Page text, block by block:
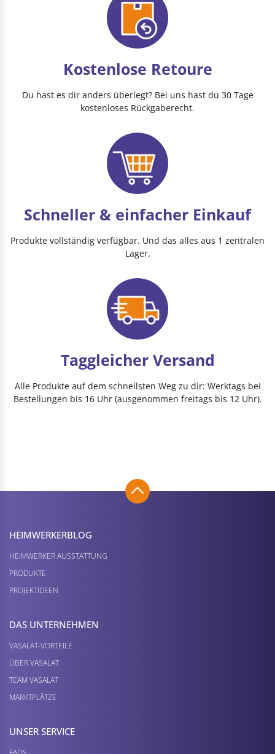
Kostenlose Retoure
Du hast es dir anders überlegt? Bei uns hast du 30 Tage
kostenloses Rückgaberecht.
Schneller & einfacher Einkauf
Produkte vollständig verfügbar. Und das alles aus 1 zentralen
Lager.
Taggleicher Versand
Alle Produkte auf dem schnellsten Weg zu dir: Werktags bei
Bestellungen bis 16 Uhr (ausgenommen freitags bis 12 Uhr).
HEIMWERKER­BLOG
HEIMWERKER AUSSTATTUNG
PRODUKTE
PROJEKTIDEEN
DAS UNTERNEHMEN
VASALAT-VORTEILE
ÜBER VASALAT
TEAM VASALAT
MARKTPLÄTZE
UNSER SERVICE